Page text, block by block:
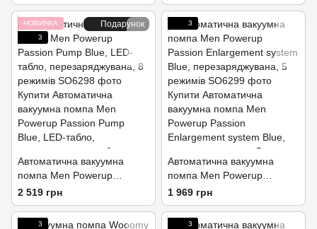
Подарунок
НОВИНКА
3
Автоматична вакуумна
помпа Men Powerup
Passion Pump Blue, LED-
табло, перезаряджувана, 8
режимів
2 519 грн
3
Автоматична вакуумна
помпа Men Powerup
Passion Enlargement system
Blue, перезаряджувана, 5
режимів
1 969 грн
3 3